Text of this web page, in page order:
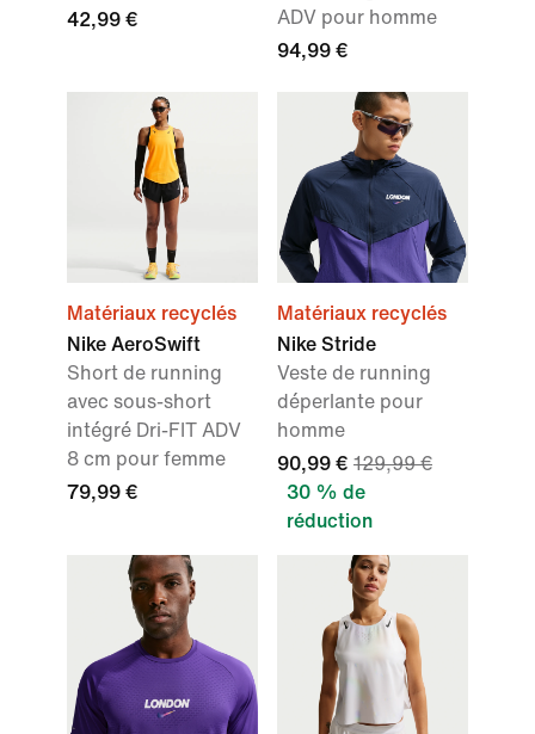
42,99 €
ADV pour homme
94,99 €
Matériaux recyclés
Nike AeroSwift
Short de running
avec sous-short
intégré Dri-FIT ADV
8 cm pour femme
79,99 €
Matériaux recyclés
Nike Stride
Veste de running
déperlante pour
homme
90,99 € 129,99 €
30 % de
réduction